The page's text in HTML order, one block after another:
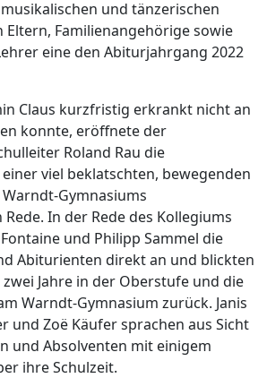
und tänzerischen
Eltern, Familienangehörige sowie
eine den Abiturjahrgang 2022
Claus kurzfristig erkrankt nicht an
konnte, eröffnete der
Roland Rau die
viel beklatschten, bewegenden
Gymnasiums
In der Rede des Kollegiums
und Philipp Sammel die
Abiturienten direkt an und blickten
Jahre in der Oberstufe und die
Warndt-Gymnasium zurück. Janis
und Zoë Käufer sprachen aus Sicht
und Absolventen mit einigem
ihre Schulzeit.